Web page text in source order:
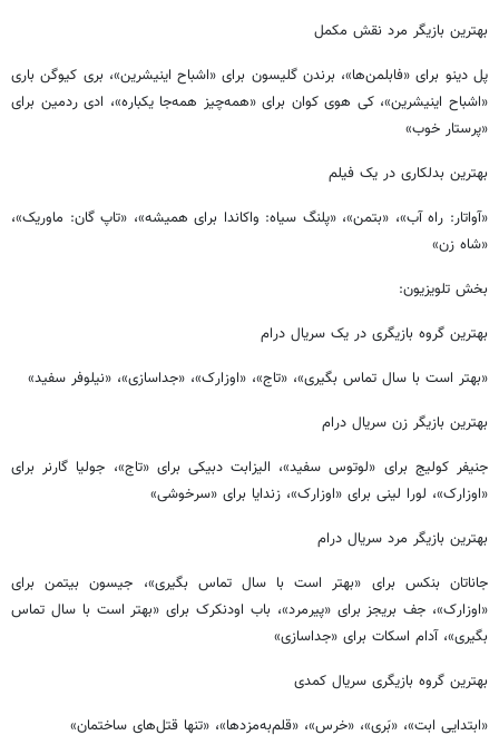
بهترین بازیگر مرد نقش مکمل
پل دینو برای «فابلمن‌ها»، برندن گلیسون برای «اشباح اینیشرین»، بری کیوگن باری
«اشباح اینیشرین»، کی هوی کوان برای «همه‌چیز همه‌جا یکباره»، ادی ردمین برای
«پرستار خوب»
بهترین بدلکاری در یک فیلم
«آواتار: راه آب»، «بتمن»،‌ «پلنگ سیاه: واکاندا برای همیشه»، «تاپ گان: ماوریک»،
«شاه زن»
بخش تلویزیون:
بهترین گروه بازیگری در یک سریال درام
«بهتر است با سال تماس بگیری»، «تاج»، «اوزارک»، «جداسازی»، «نیلوفر سفید»
بهترین بازیگر زن سریال درام
جنیفر کولیج برای «لوتوس سفید»، الیزابت دبیکی برای «تاج»، جولیا گارنر برای
«اوزارک»، لورا لینی برای «اوزارک»، زندایا برای «سرخوشی»
بهترین بازیگر مرد سریال درام
جاناتان بنکس برای «بهتر است با سال تماس بگیری»، جیسون بیتمن برای
«اوزارک»، جف بریجز برای «پیرمرد»، باب اودنکرک برای «بهتر است با سال تماس
بگیری»، آدام اسکات برای «جداسازی»
بهترین گروه بازیگری سریال کمدی
«ابتدایی ابت»، «بَری»،‌ «خرس»،‌ «قلم‌به‌مزدها»،‌ «تنها قتل‌های ساختمان»